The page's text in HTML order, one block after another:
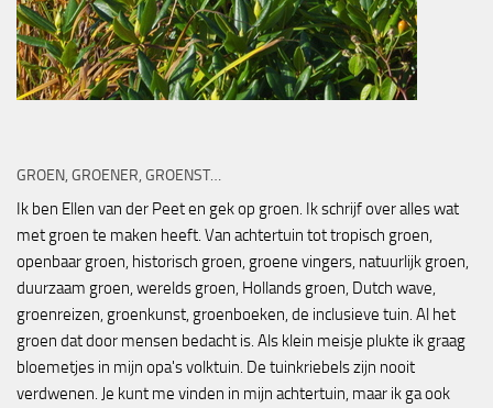
GROEN, GROENER, GROENST…
Ik ben Ellen van der Peet en gek op groen. Ik schrijf over alles wat
met groen te maken heeft. Van achtertuin tot tropisch groen,
openbaar groen, historisch groen, groene vingers, natuurlijk groen,
duurzaam groen, werelds groen, Hollands groen, Dutch wave,
groenreizen, groenkunst, groenboeken, de inclusieve tuin. Al het
groen dat door mensen bedacht is. Als klein meisje plukte ik graag
bloemetjes in mijn opa's volktuin. De tuinkriebels zijn nooit
verdwenen. Je kunt me vinden in mijn achtertuin, maar ik ga ook